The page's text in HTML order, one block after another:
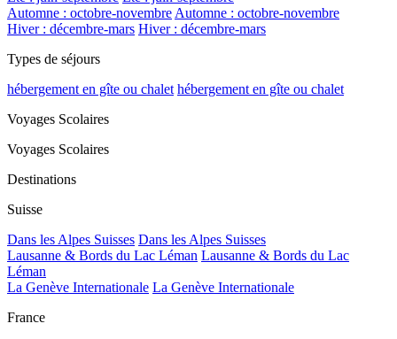
Automne : octobre-novembreAutomne : octobre-novembre
Hiver : décembre-mars Hiver : décembre-mars
Types de séjours
hébergement en gîte ou chalet hébergement en gîte ou chalet
Voyages Scolaires
Voyages Scolaires
Destinations
Suisse
Dans les Alpes Suisses Dans les Alpes Suisses
Lausanne & Bords du Lac Léman Lausanne & Bords du Lac
Léman
La Genève Internationale La Genève Internationale
France